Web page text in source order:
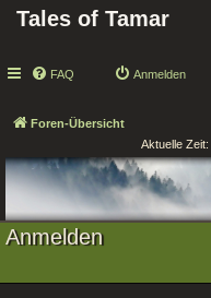
Tales of Tamar
FAQ Anmelden
Foren-Übersicht
Aktuelle
Anmelden